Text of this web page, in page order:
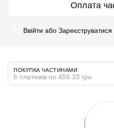
Оплата
Ввійти або Зареєструватися
ПОКУПКА ЧАСТИНАМИ
6 платежів по 456.33 грн